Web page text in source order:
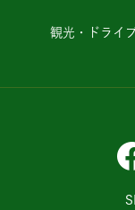
観光・ドライ